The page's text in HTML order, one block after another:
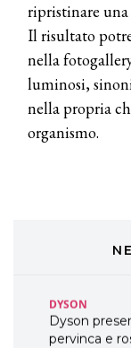
ripristinare una
Il risultato
nella
luminosi,
nella propria
organismo.
TONI&GUY
LABEL.M
eco-
professionali
DAVINES
Davines
DYSON
Dyson
pervinca e